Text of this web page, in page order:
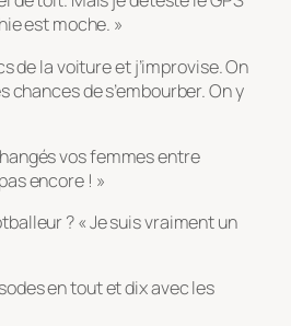
est moche. »
de la voiture et j’improvise. On
chances de s’embourber. On y
vos femmes entre
encore ! »
? « Je suis vraiment un
en tout et dix avec les